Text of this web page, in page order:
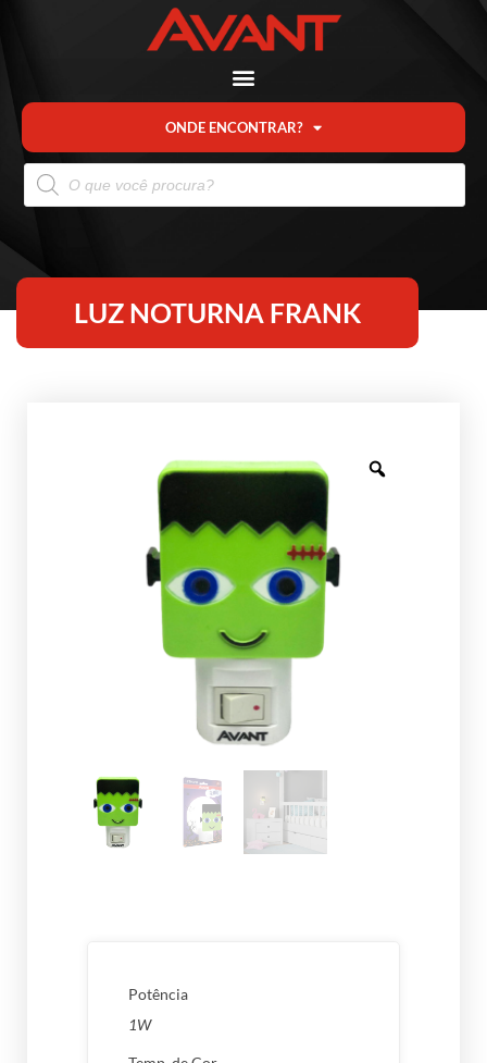
ONDE ENCONTRAR?
LUZ NOTURNA FRANK
Potência
1W